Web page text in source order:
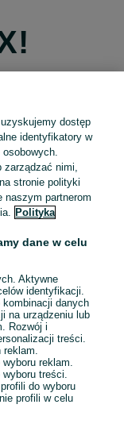
Apple
Google
dostęp
identyfikatory w
nimi,
stronie polityki
naszym partnerom
Polityka
dane w celu
Aktywne
identyfikacji.
danych
na urządzeniu lub
Rozwój i
treści.
reklam.
treści.
do wyboru
profili w celu